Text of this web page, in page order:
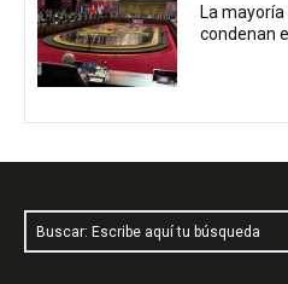
La
condenan
Buscar: Escribe aquí tu búsqueda